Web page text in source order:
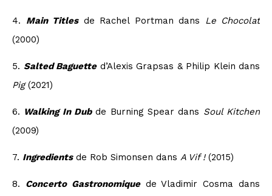
4. Main Titlesde Rachel Portman dans
Le Chocolat
(2000)
5. Salted Baguetted’Alexis Grapsas & Philip Klein dans
Pig(2021)
6. Walking In Dubde Burning Spear dans Soul Kitchen
(2009)
7. Ingredientsde Rob Simonsen dans A Vif !(2015)
8. Concerto Gastronomiquede Vladimir Cosma dans